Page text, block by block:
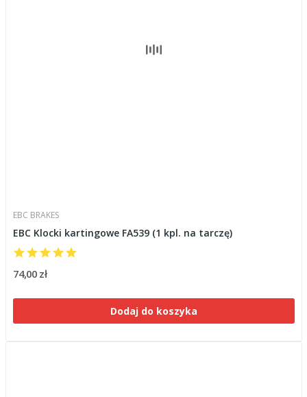
EBC BRAKES
EBC Klocki kartingowe FA539 (1 kpl. na tarczę)
74,00 zł
Dodaj do koszyka